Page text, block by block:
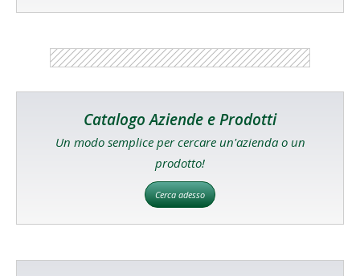
Catalogo Aziende e Prodotti
Un modo semplice per cercare un'azienda o un
prodotto!
Cerca adesso